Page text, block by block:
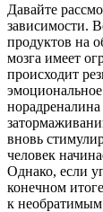
Давайте
зависимости.
продуктов на
мозга имеет
происходит
вновь
человек
Однако, если
конечном
к